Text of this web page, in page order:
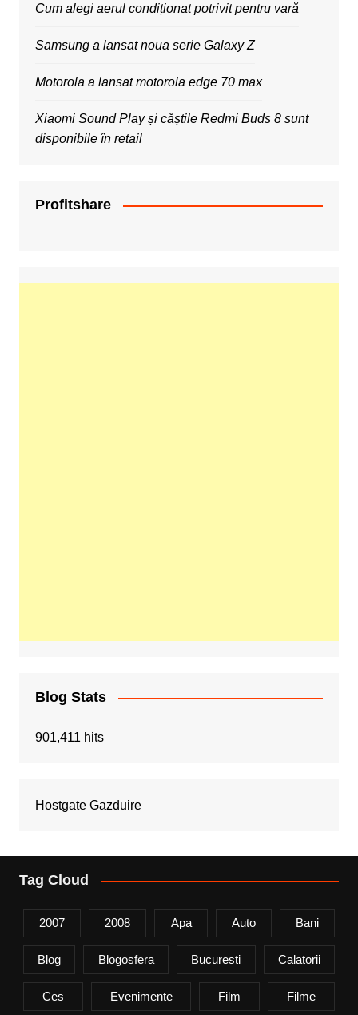
Cum alegi aerul condiționat potrivit pentru vară
Samsung a lansat noua serie Galaxy Z
Motorola a lansat motorola edge 70 max
Xiaomi Sound Play și căștile Redmi Buds 8 sunt
disponibile în retail
Profitshare
Blog Stats
901,411 hits
Hostgate Gazduire
Tag Cloud
2007 2008 Apa Auto Bani
Blog Blogosfera Bucuresti Calatorii
Ces Evenimente Film Filme